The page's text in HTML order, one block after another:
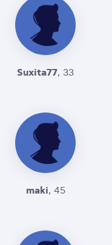
Suxita77, 33
maki, 45